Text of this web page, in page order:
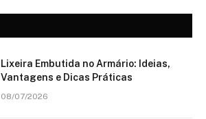
Lixeira Embutida no Armário: Ideias,
Vantagens e Dicas Práticas
08/07/2026